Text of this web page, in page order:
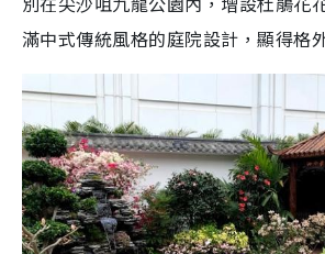
滿中式傳統風格的庭院設計，顯得格